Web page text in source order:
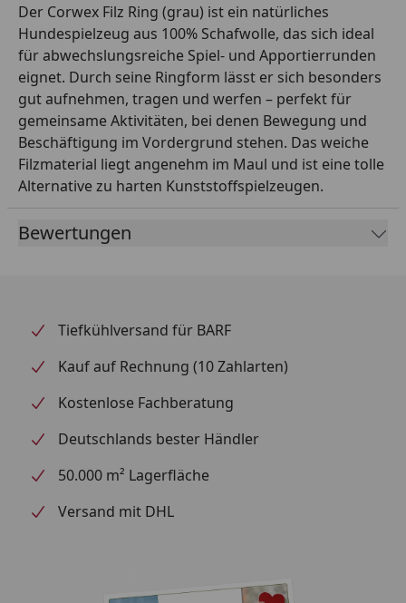
Der Corwex Filz Ring (grau) ist ein natürliches
Hundespielzeug aus 100% Schafwolle, das sich ideal
für abwechslungsreiche Spiel- und Apportierrunden
eignet. Durch seine Ringform lässt er sich besonders
gut aufnehmen, tragen und werfen – perfekt für
gemeinsame Aktivitäten, bei denen Bewegung und
Beschäftigung im Vordergrund stehen. Das weiche
Filzmaterial liegt angenehm im Maul und ist eine tolle
Alternative zu harten Kunststoffspielzeugen.
Bewertungen
Tiefkühlversand für BARF
Kauf auf Rechnung (10 Zahlarten)
Kostenlose Fachberatung
Deutschlands bester Händler
50.000 m² Lagerfläche
Versand mit DHL